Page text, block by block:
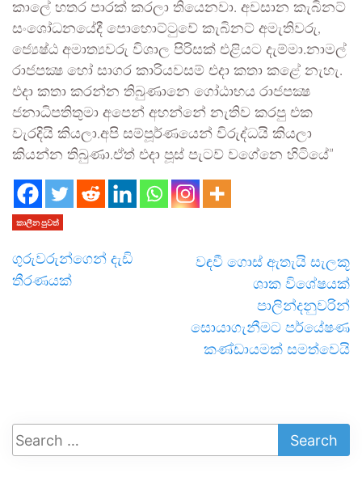
කාලේ හතර පාරක් කරලා තියෙනවා. අවසාන කැබිනට්
සංශෝධනයේදී පොහොට්ටුවේ කැබිනට් අමැතිවරු,
ජ්‍යෙෂ්ඨ අමාත්‍යවරු විශාල පිරිසක් එළියට දැම්මා.නාමල්
රාජපක්‍ෂ හෝ සාගර කාරියවසම් එදා කතා කළේ නැහැ.
එදා කතා කරන්න තිබුණානෙ ගෝඨාභය රාජපක්‍ෂ
ජනාධිපතිතුමා අපෙන් අහන්නේ නැතිව කරපු එක
වැරදියි කියලා.අපි සම්පූර්ණයෙන් විරුද්ධයි කියලා
කියන්න තිබුණා.ඒත් එදා පූස් පැටව් වගේනෙ හිටියේ”
කාලීන පුවත්
ගුරුවරුන්ගෙන් දැඩි
තීරණයක්
වඳවී ගොස් ඇතැයි සැලකූ
ශාක විශේෂයක්
පාලින්දනුවරින්
සොයාගැනීමට පර්යේෂණ
කණ්ඩායමක් සමත්වෙයි